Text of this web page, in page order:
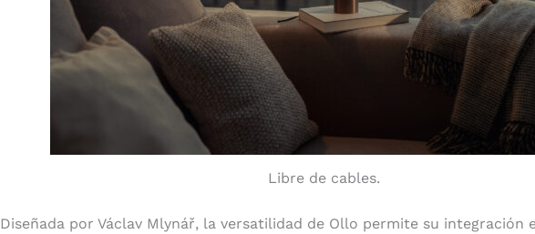
Libre de cables.
Diseñada por Václav Mlynář, la versatilidad de Ollo permite su integración